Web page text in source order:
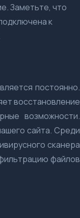
Заметьте, что
к
постоянно.
восстановление
возможности.
сайта. Среди
сканера
файлов